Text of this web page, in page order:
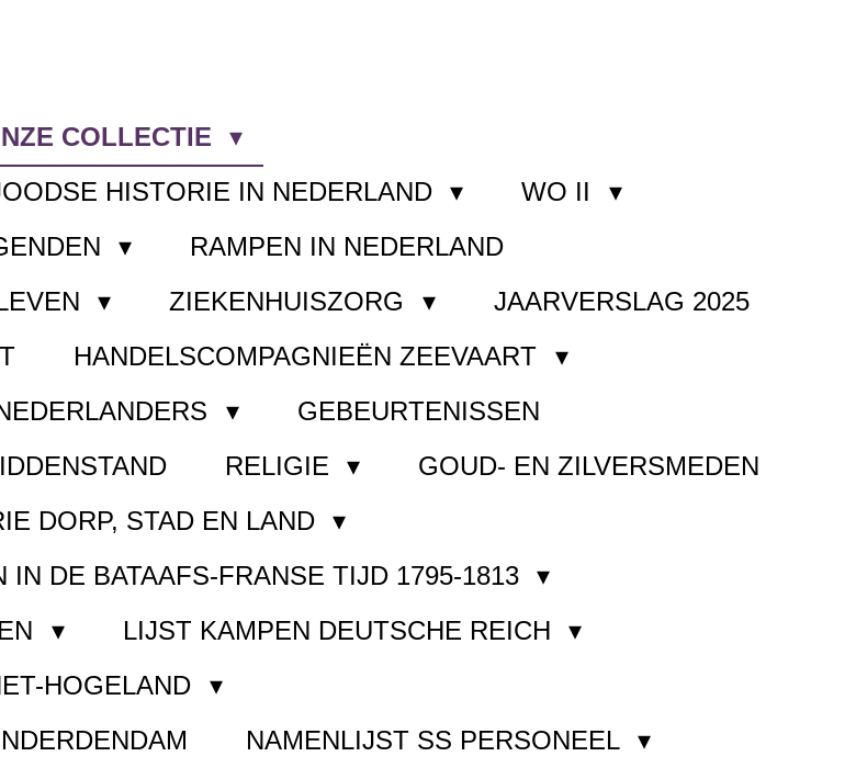
COLLECTIE
HISTORIE IN NEDERLAND
WO II
RAMPEN IN NEDERLAND
ZIEKENHUISZORG
JAARVERSLAG 2025
HANDELSCOMPAGNIEËN ZEEVAART
GEBEURTENISSEN
RELIGIE
GOUD- EN ZILVERSMEDEN
DORP, STAD EN LAND
IN DE BATAAFS-FRANSE TIJD 1795-1813
LIJST KAMPEN DEUTSCHE REICH
HOGELAND
NAMENLIJST SS PERSONEEL